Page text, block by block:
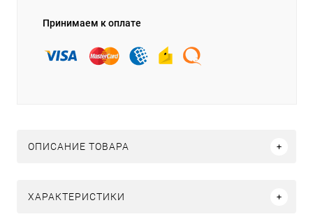
Принимаем к оплате
ОПИСАНИЕ ТОВАРА
ХАРАКТЕРИСТИКИ